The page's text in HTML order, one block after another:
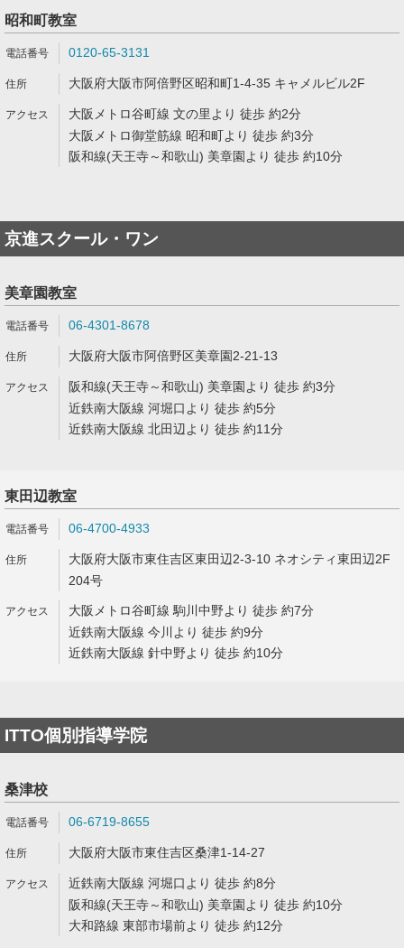
昭和町教室
0120-65-3131
大阪府大阪市阿倍野区昭和町1-4-35 キャメルビル2F
大阪メトロ谷町線 文の里より 徒歩 約2分
大阪メトロ御堂筋線 昭和町より 徒歩 約3分
阪和線(天王寺～和歌山) 美章園より 徒歩 約10分
京進スクール・ワン
美章園教室
06-4301-8678
大阪府大阪市阿倍野区美章園2-21-13
阪和線(天王寺～和歌山) 美章園より 徒歩 約3分
近鉄南大阪線 河堀口より 徒歩 約5分
近鉄南大阪線 北田辺より 徒歩 約11分
東田辺教室
06-4700-4933
大阪府大阪市東住吉区東田辺2-3-10 ネオシティ東田辺2F
204号
大阪メトロ谷町線 駒川中野より 徒歩 約7分
近鉄南大阪線 今川より 徒歩 約9分
近鉄南大阪線 針中野より 徒歩 約10分
ITTO個別指導学院
桑津校
06-6719-8655
大阪府大阪市東住吉区桑津1-14-27
近鉄南大阪線 河堀口より 徒歩 約8分
阪和線(天王寺～和歌山) 美章園より 徒歩 約10分
大和路線 東部市場前より 徒歩 約12分